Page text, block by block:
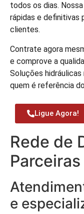
todos os dias.
rápidas e definitivas
clientes.
Contrate agora
e comprove a
Soluções
quem é referência
Ligue Agora!
Rede de
e